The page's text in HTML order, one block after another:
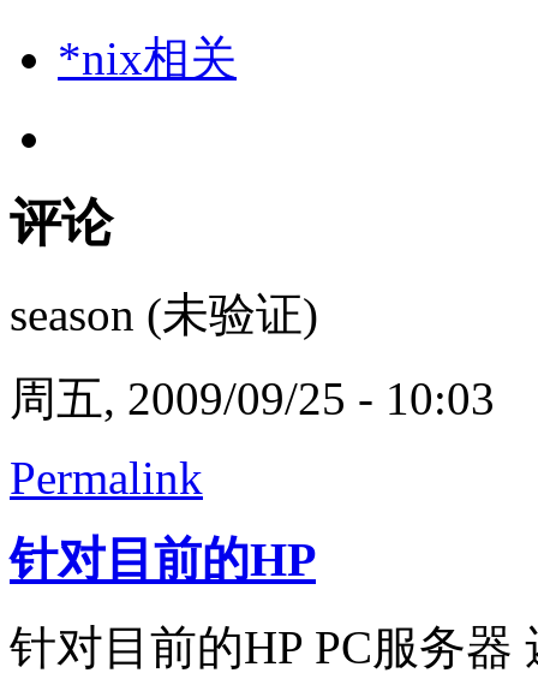
*nix相关
评论
season (未验证)
周五, 2009/09/25 - 10:03
Permalink
针对目前的HP
针对目前的HP PC服务